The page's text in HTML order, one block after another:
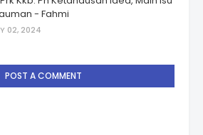
- Fahmi
02, 2024
POST A COMMENT